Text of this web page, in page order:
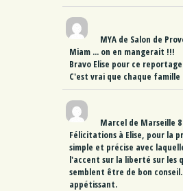
MYA de Salon de
Miam ... on en mangerait !!!
Bravo Elise pour ce reportage
C'est vrai que chaque famille
Marcel de Marseille
Félicitations à Elise, pour la
simple et précise avec
l'accent sur la liberté sur les
semblent être de bon
appétissant.